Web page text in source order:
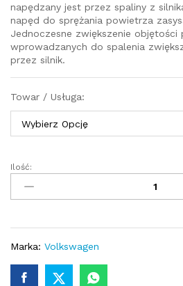
napędzany jest przez spaliny z
napęd do sprężania powietrza
Jednoczesne zwiększenie
wprowadzanych do spalenia
przez silnik.
Towar / Usługa:
Turbosprężarka
turbina
PASSAT
B8
TDI
Ilość:
Marka: Volkswagen